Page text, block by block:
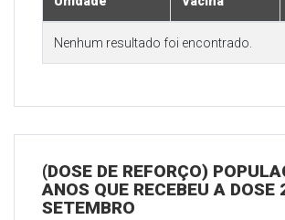
Nenhum resultado foi encontrado.
(DOSE DE REFORÇO)
ANOS QUE RECEBEU A DOSE
SETEMBRO